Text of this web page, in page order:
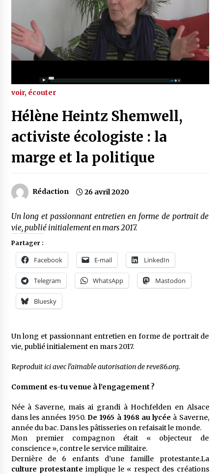
voir, écouter
Hélène Heintz Shem­well,
acti­viste écolo­giste : la
marge et la poli­tique
Rédaction 26 avril 2020
Un long et passionnant entretien en forme de portrait de
vie, publié initialement en mars 2017.
Partager :
Facebook E-mail LinkedIn
Telegram WhatsApp Mastodon
Bluesky
Un long et passionnant entretien en forme de portrait de
vie, publié initialement en mars 2017.
Reproduit ici avec l’aimable autorisation de reve86.org.
Comment es-tu venue à l’en­ga­ge­ment ?
Née à Saverne, mais ai grandi à Hoch­fel­den en Alsace
dans les années 1950.De 1965 à 1968 au lycée à Saverne,
année du bac. Dans les pâtis­se­ries on refai­sait le monde.
Mon premier compa­gnon était « objec­teur de
conscience », contre le service mili­taire.
Dernière de 6 enfants d’une famille protes­tante.La
culture protes­tante implique le « respect des créa­tions